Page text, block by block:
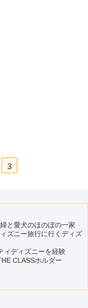
3
と愛犬のほのぼの一家
ズニー旅行に行くディズ
ィディズニーを経験
CLASSホルダー